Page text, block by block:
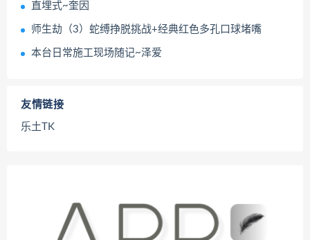
直埋式~奎因
师生劫（3）蛇缚挣脱挑战+经典红色多孔口球堵嘴
本台日常施工现场随记~泽爱
友情链接
乐土TK